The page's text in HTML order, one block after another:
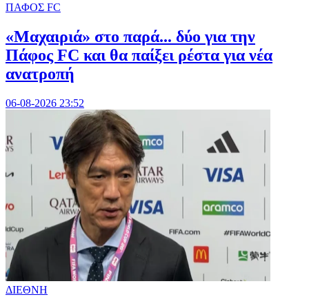
ΠΑΦΟΣ FC
«Μαχαιριά» στο παρά... δύο για την
Πάφος FC και θα παίξει ρέστα για νέα
ανατροπή
06-08-2026 23:52
ΔΙΕΘΝΗ